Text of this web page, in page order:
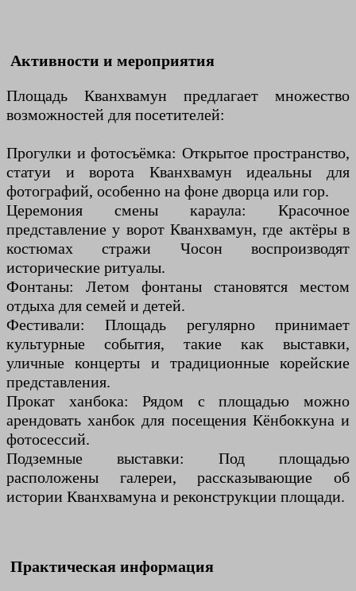
Активности и мероприятия
Площадь Кванхвамун предлагает множество
возможностей для посетителей:
Прогулки и фотосъёмка: Открытое пространство,
статуи и ворота Кванхвамун идеальны для
фотографий, особенно на фоне дворца или гор.
Церемония смены караула: Красочное
представление у ворот Кванхвамун, где актёры в
костюмах стражи Чосон воспроизводят
исторические ритуалы.
Фонтаны: Летом фонтаны становятся местом
отдыха для семей и детей.
Фестивали: Площадь регулярно принимает
культурные события, такие как выставки,
уличные концерты и традиционные корейские
представления.
Прокат ханбока: Рядом с площадью можно
арендовать ханбок для посещения Кёнбоккуна и
фотосессий.
Подземные выставки: Под площадью
расположены галереи, рассказывающие об
истории Кванхвамуна и реконструкции площади.
Практическая информация